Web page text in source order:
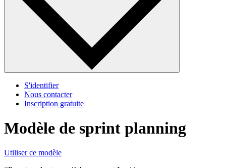
S'identifier
Nous contacter
Inscription gratuite
Modèle de sprint planning
Utiliser ce modèle